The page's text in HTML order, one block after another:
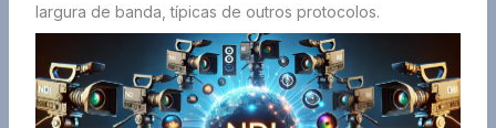
largura de banda, típicas de outros protocolos.